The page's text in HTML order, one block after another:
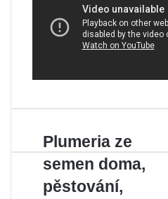
Plumeria ze
semen doma,
pěstování,